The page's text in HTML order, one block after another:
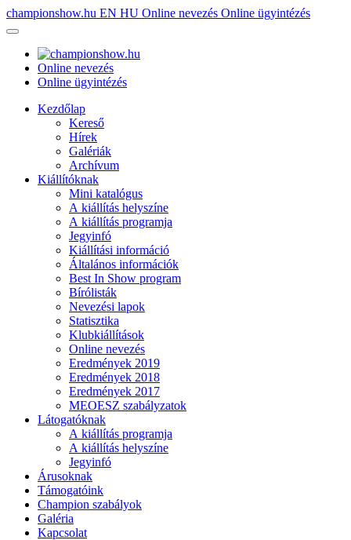
championshow.hu EN HU Online nevezés Online ügyintézés
Online nevezés
Online ügyintézés
Kezdőlap
Kereső
Hírek
Galériák
Archívum
Kiállítóknak
Mini katalógus
A kiállítás helyszíne
A kiállítás programja
Jegyinfó
Kiállítási információ
Általános információk
Best In Show program
Bírólisták
Nevezési lapok
Statisztika
Klubkiállítások
Online nevezés
Eredmények 2019
Eredmények 2018
Eredmények 2017
MEOESZ szabályzatok
Látogatóknak
A kiállítás programja
A kiállítás helyszíne
Jegyinfó
Árusoknak
Támogatóink
Champion szabályok
Galéria
Kapcsolat